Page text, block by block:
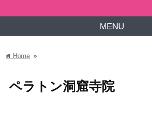
MENU
home Home »
ペラトン洞窟寺院